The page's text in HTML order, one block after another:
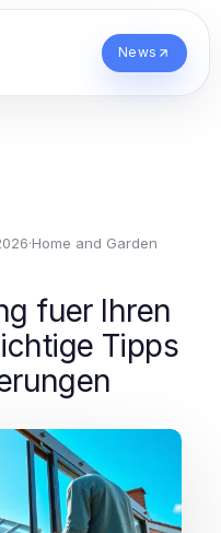
News
·Home and Garden
fuer Ihren
Tipps